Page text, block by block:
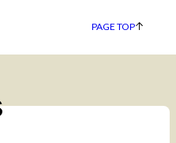
PAGE TOP